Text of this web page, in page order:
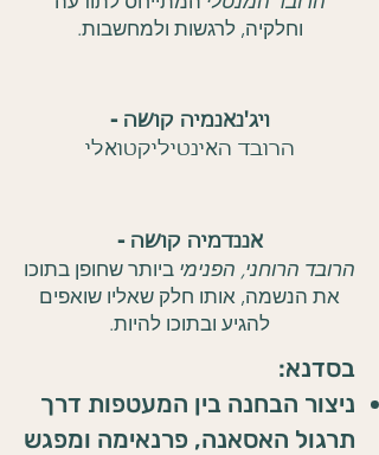
וחלקיה, לרגשות ולמחשבות.
ויג'נאנמיה קושה -
הרובד האינטיליקטואלי
אננדמיה קושה -
הרובד הרוחני, הפנימי ביותר שחופן בתוכו
את הנשמה, אותו חלק שאליו שואפים
להגיע ובתוכו להיות.
בסדנא:
ניצור הבחנה בין המעטפות דרך
תרגול האסאנה, פרנאימה ומפגש